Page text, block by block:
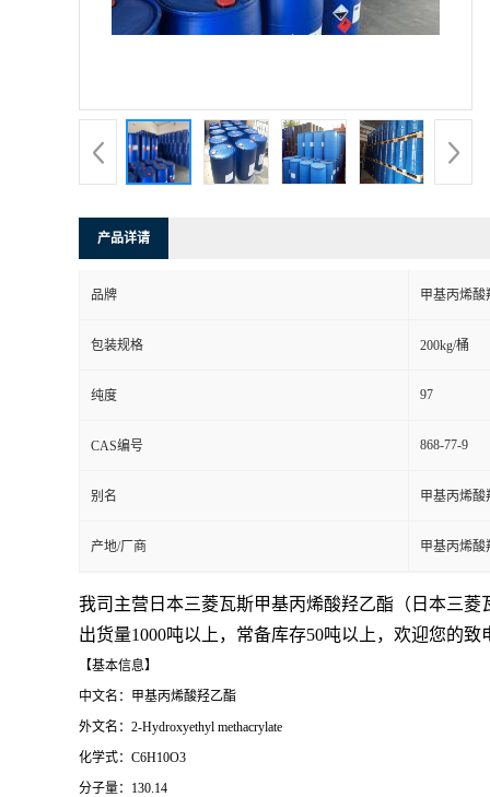
产品详请
品牌 甲基丙烯酸
包装规格 200kg/桶
纯度 97
CAS编号 868-77-9
别名 甲基丙烯酸
产地/厂商 甲基丙烯酸
我司主营日本三菱瓦斯甲基丙烯酸羟乙酯（ 日本三菱
出货量1000吨以上，常备库存50吨以上，欢迎您的致
【基本信息】
中文名：甲基丙烯酸羟乙酯
外文名：2-Hydroxyethyl methacrylate
化学式：C6H10O3
分子量：130.14